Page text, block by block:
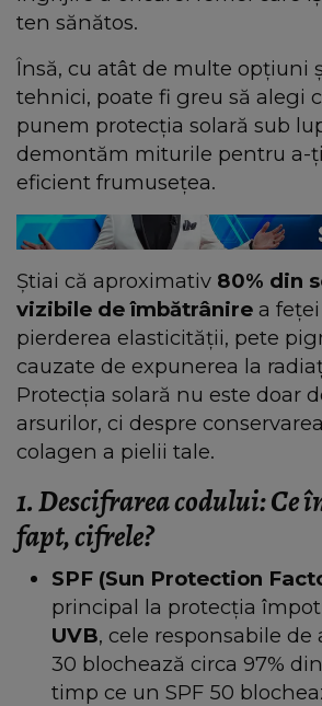
ten sănătos.
Însă, cu atât de multe opțiuni
tehnici, poate fi greu să alegi
punem protecția solară sub
demontăm miturile pentru a-
eficient frumusețea.
Știai că aproximativ 80% din
vizibile de îmbătrânire a
pierderea elasticității, pete
cauzate de expunerea la
Protecția solară nu este doar
arsurilor, ci despre
colagen a pielii tale.
1. Descifrarea codului: Ce
fapt, cifrele?
SPF (Sun Protection
principal la protecția
UVB, cele responsabile de
30 blochează circa 97%
timp ce un SPF 50